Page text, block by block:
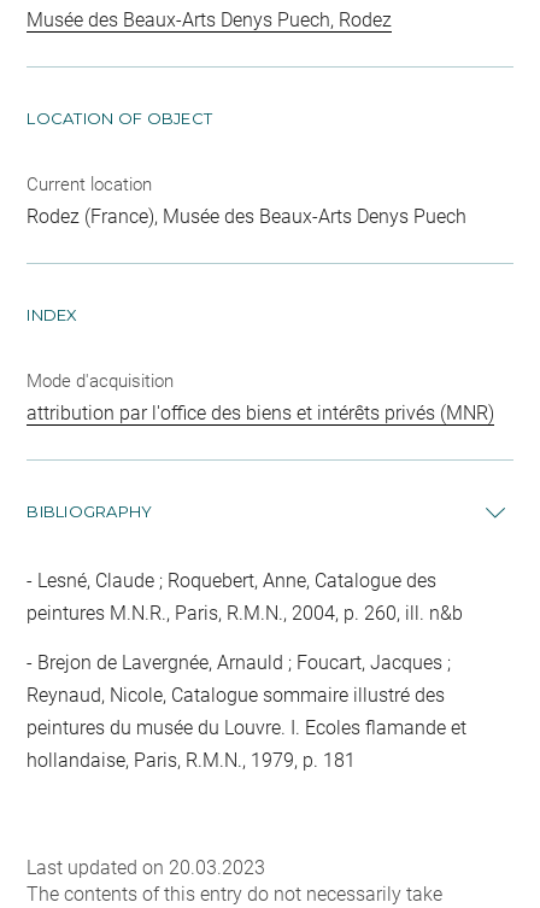
Musée des Beaux-Arts Denys Puech, Rodez
LOCATION OF OBJECT
Current location
Rodez (France), Musée des Beaux-Arts Denys Puech
INDEX
Mode d'acquisition
attribution par l'office des biens et intérêts privés (MNR)
BIBLIOGRAPHY
Lesné, Claude ; Roquebert, Anne, Catalogue des
peintures M.N.R., Paris, R.M.N., 2004, p. 260, ill. n&b
Brejon de Lavergnée, Arnauld ; Foucart, Jacques ;
Reynaud, Nicole, Catalogue sommaire illustré des
peintures du musée du Louvre. I. Ecoles flamande et
hollandaise, Paris, R.M.N., 1979, p. 181
Last updated on 20.03.2023
The contents of this entry do not necessarily take